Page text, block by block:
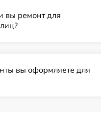
вы ремонт для
вы оформляете для